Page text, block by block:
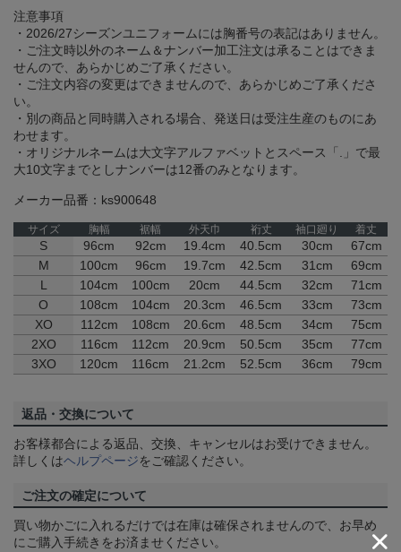
注意事項
・2026/27シーズンユニフォームには胸番号の表記はありません。
・ご注文時以外のネーム＆ナンバー加工注文は承ることはできま
せんので、あらかじめご了承ください。
・ご注文内容の変更はできませんので、あらかじめご了承くださ
い。
・別の商品と同時購入される場合、発送日は受注生産のものにあ
わせます。
・オリジナルネームは大文字アルファベットとスペース「.」で最
大10文字までとしナンバーは12番のみとなります。
メーカー品番：ks900648
サイズ 胸幅 裾幅 外天巾 裄丈 袖口廻り 着丈
S 96cm 92cm 19.4cm 40.5cm 30cm
67cm
M
100cm 96cm 19.7cm 42.5cm 31cm
69cm
L
104cm 100cm 20cm 44.5cm 32cm
71cm
O
108cm 104cm 20.3cm 46.5cm 33cm
73cm
XO
112cm 108cm 20.6cm 48.5cm 34cm
75cm
2XO
116cm 112cm 20.9cm 50.5cm 35cm
77cm
3XO
120cm 116cm 21.2cm 52.5cm 36cm 79cm
返品・交換について
お客様都合による返品、交換、キャンセルはお受けできません。
詳しくはヘルプページをご確認ください。
ご注文の確定について
買い物かごに入れるだけでは在庫は確保されませんので、お早め
にご購入手続きをお済ませください。